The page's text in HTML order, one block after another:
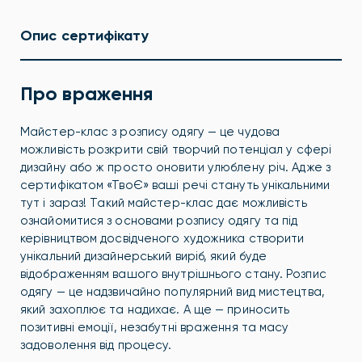
Опис сертифікату
Про враження
Майстер-клас з розпису одягу — це чудова
можливість розкрити свій творчий потенціал у сфері
дизайну або ж просто оновити улюблену річ. Адже з
сертифікатом «ТвоЄ» ваші речі стануть унікальними
тут і зараз! Такий майстер-клас дає можливість
ознайомитися з основами розпису одягу та під
керівництвом досвідченого художника створити
унікальний дизайнерський виріб, який буде
відображенням вашого внутрішнього стану. Розпис
одягу — це надзвичайно популярний вид мистецтва,
який захоплює та надихає. А ще — приносить
позитивні емоції, незабутні враження та масу
задоволення від процесу.